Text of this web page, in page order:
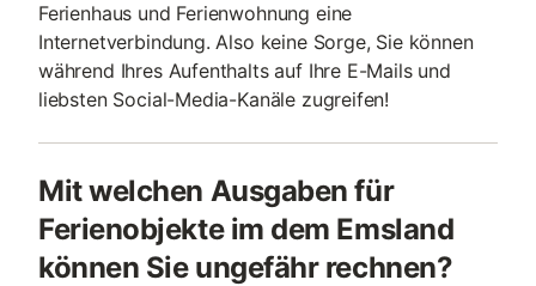
Ferienhaus und Ferienwohnung eine
Internetverbindung. Also keine Sorge, Sie können
während Ihres Aufenthalts auf Ihre E-Mails und
liebsten Social-Media-Kanäle zugreifen!
Mit welchen Ausgaben für
Ferienobjekte im dem Emsland
können Sie ungefähr rechnen?